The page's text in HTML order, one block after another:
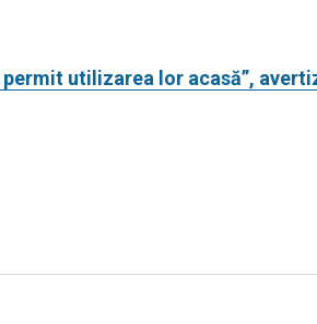
utilizarea lor acasă”,